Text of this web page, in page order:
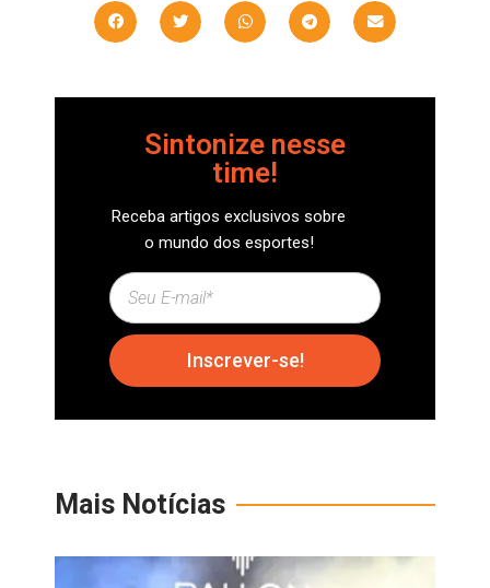
Sintonize nesse
time!
Receba artigos exclusivos sobre
o mundo dos esportes!
Inscrever-se!
Mais Notícias